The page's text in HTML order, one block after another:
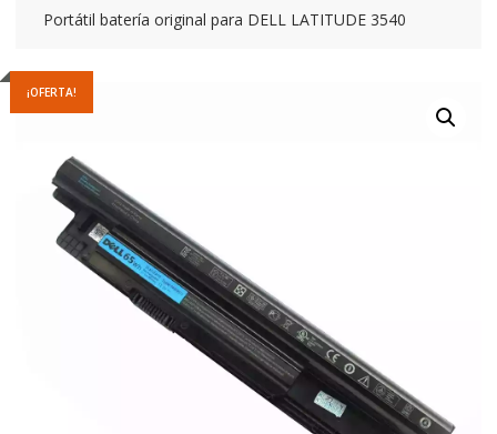
Portátil batería original para DELL LATITUDE 3540
¡OFERTA!